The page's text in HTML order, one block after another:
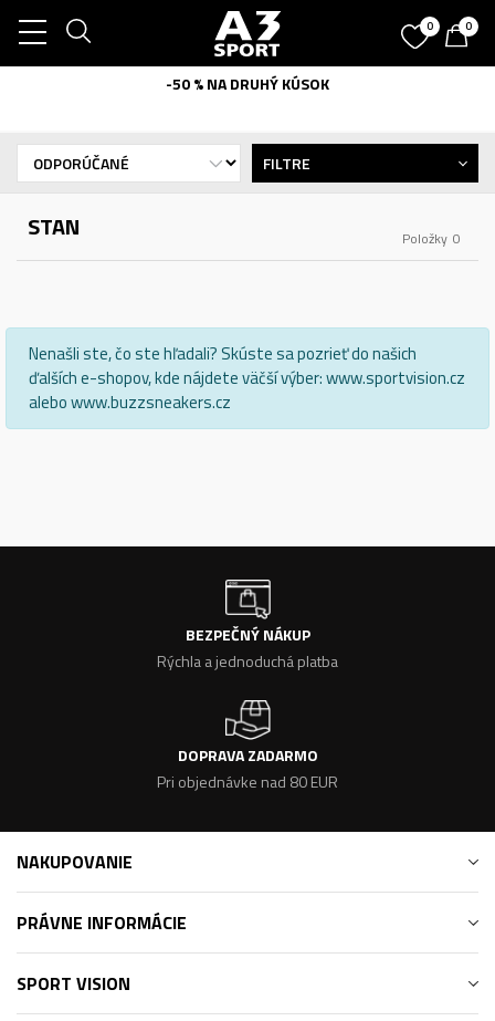
0 0
-50 % NA DRUHÝ KÚSOK
STAN 0
Položky
FILTRE
Nenašli ste, čo ste hľadali? Skúste sa pozrieť do našich
ďalších e-shopov, kde nájdete väčší výber: www.sportvision.cz
alebo www.buzzsneakers.cz
BEZPEČNÝ NÁKUP
Rýchla a jednoduchá platba
DOPRAVA ZADARMO
Pri objednávke nad 80 EUR
NAKUPOVANIE
PRÁVNE INFORMÁCIE
SPORT VISION